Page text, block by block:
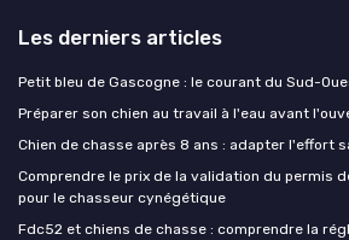
Les derniers articles
Petit bleu de Gascogne : le courant du Sud-
Préparer son chien au travail à l'eau avant
Chien de chasse après 8 ans : adapter l'effort
Comprendre le prix de la validation du permis
pour le chasseur cynégétique
Fdc52 et chiens de chasse : comprendre la